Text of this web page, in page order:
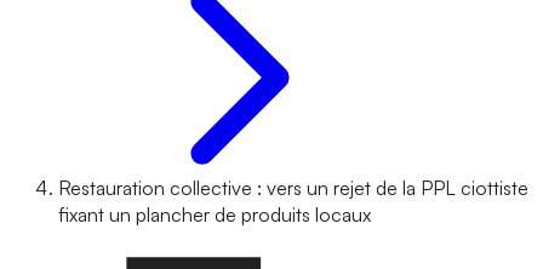
Restauration collective : vers un rejet de la PPL ciottiste
fixant un plancher de produits locaux